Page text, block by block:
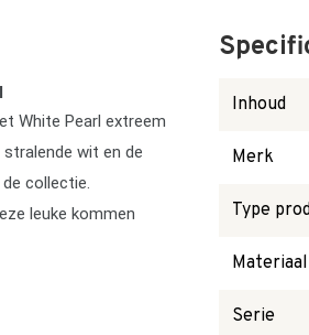
White Pearl extreem
wit en de
collectie.
leuke kommen
Inhoud
Merk
Type
Materiaal
Serie